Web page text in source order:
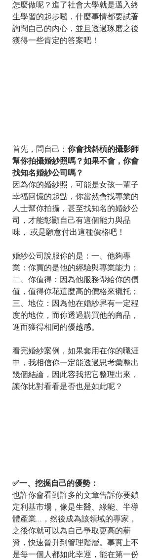
怎麼做呢？進了社會大學就是邁入終
生學習的起步囉，什麼事情都要試著
詢問自己的內心，並且透過琢磨之後
獲得一些肯定的答案吧！
首先，問自己： 你會找斜槓的攝影師
幫你拍攝婚紗照嗎？如果不會，你會
找知名婚紗公司嗎？
因為你的婚紗照，可能是女孩一輩子
幸福回憶的起點，你當然會找專業的
人士幫你拍攝，甚至找知名的婚紗公
司，才能彰顯自己有這個能力與品
味， 或是願意付出這種價格吧！
婚紗公司說服你的是：一、他夠專
業：你買的是他的經驗與專業能力；
二、你值得：因為他服務帶給你的價
值，值得你花這麼高的價格來襯托；
三、地位：因為他在婚紗界有一定程
度的地位，而你透過購買他的商品，
進而獲得相同的優越感。
看完婚紗案例，如果套用在你的職涯
中，我相信你一定能透過思考彙整出
幾個結論，因此容我把它整理出來，
讓你比對看看是否也是如此呢？
✅一、挖掘自己的優勢：
也許你會看到許多的文章告訴你要鎖
定利基市場，像是生醫、綠能、半導
體產業...，然後成為該領域的專家，
之後你就可以為自己爭取更高的薪
資，快速晉升到管理階層。事實上不
是每一個人都如此幸運，能在第一份